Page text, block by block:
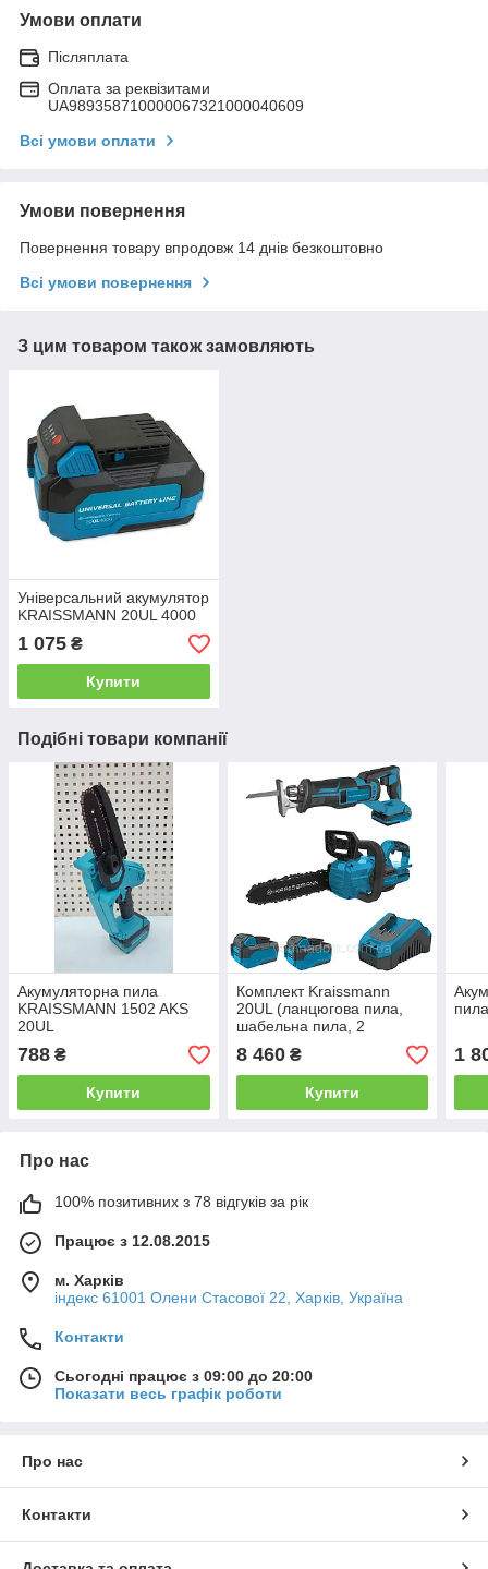
Умови оплати
Післяплата
Оплата за реквізитами
UA989358710000067321000040609
Всі умови оплати
Умови повернення
Повернення товару впродовж 14 днів безкоштовно
Всі умови повернення
З цим товаром також замовляють
Універсальний акумулятор
KRAISSMANN 20UL 4000
1 075 ₴
Купити
Подібні товари компанії
Акумуляторна пила
KRAISSMANN 1502 AKS
20UL
788 ₴
Купити
Комплект Kraissmann
20UL (ланцюгова пила,
шабельна пила, 2
акумулятори 4000 мА·год,
зарядний пристрій)
8 460₴
Купити
1
Про нас
100% позитивних з 78 відгуків за рік
Працює з 12.08.2015
м. Харків
індекс 61001 Олени Стасової 22, Харків, Україна
Контакти
Сьогодні працює з 09:00 до 20:00
Показати весь графік роботи
Про нас
Контакти